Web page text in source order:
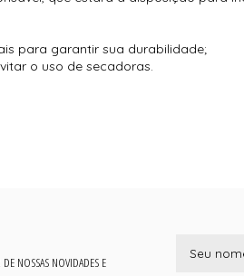
para garantir sua durabilidade;
o uso de secadoras.
DE NOSSAS NOVIDADES E